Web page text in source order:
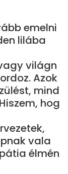
emelni
lilába
világn
Azok
mind
hog
vala
élmén